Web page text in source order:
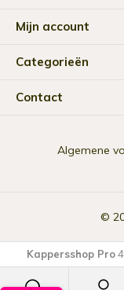
Mijn account
Categorieën
Contact
©
Algemene
Kappersshop Pro